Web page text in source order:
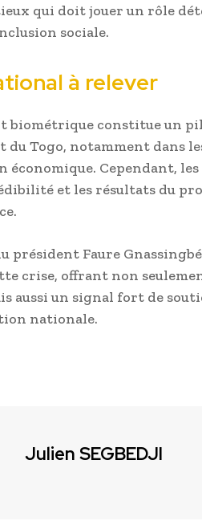
qui doit jouer un rôle
sociale.
à relever
biométrique constitue un
du Togo, notamment dans
économique. Cependant,
et les résultats du
président Faure
crise, offrant non
aussi un signal fort de
nationale.
Julien SEGBEDJI